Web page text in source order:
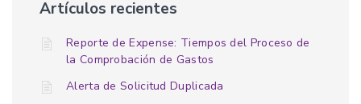
Artículos recientes
Reporte de Expense: Tiempos del Proceso de
la Comprobación de Gastos
Alerta de Solicitud Duplicada